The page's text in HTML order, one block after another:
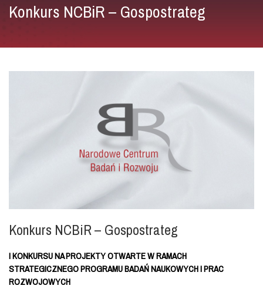
Konkurs NCBiR – Gospostrateg
Konkurs NCBiR – Gospostrateg
I KONKURSU NA PROJEKTY OTWARTE W RAMACH
STRATEGICZNEGO PROGRAMU BADAŃ NAUKOWYCH I PRAC
ROZWOJOWYCH